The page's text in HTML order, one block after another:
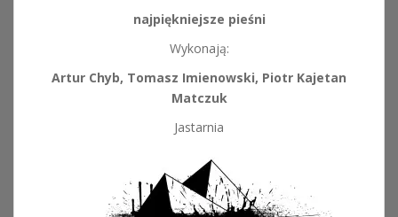
najpiękniejsze pieśni
Wykonają:
Artur Chyb, Tomasz Imienowski, Piotr Kajetan
Matczuk
Jastarnia